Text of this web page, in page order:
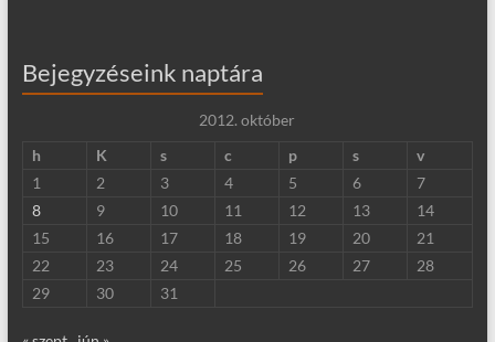
Bejegyzéseink naptára
2012. október
h
K s c p s
v
1
2 3 4 5 6
7
8
9 10 11 12 13
14
15
16 17 18 19 20
21
22
23 24 25 26 27
28
29
30 31